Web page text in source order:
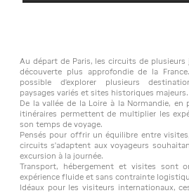
Au départ de Paris, les circuits de
découverte plus approfondie de la
possible d’explorer plusieurs
paysages variés et sites historiques majeurs.
De la vallée de la Loire à la Normandie, en
itinéraires permettent de multiplier les
son temps de voyage.
Pensés pour offrir un équilibre entre
circuits s’adaptent aux voyageurs
excursion à la journée.
Transport, hébergement et visites sont
expérience fluide et sans contrainte
Idéaux pour les visiteurs internationaux,